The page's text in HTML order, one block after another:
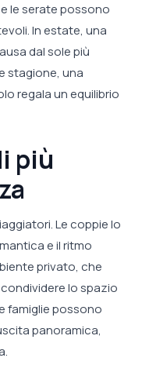
le serate possono
In estate, una
dal sole più
stagione, una
regala un equilibrio
più
Le coppie lo
e il ritmo
privato, che
lo spazio
famiglie possono
panoramica,